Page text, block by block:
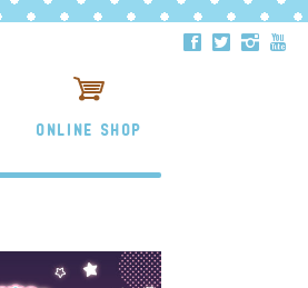
ONLINE SHOP
ä å ë ð